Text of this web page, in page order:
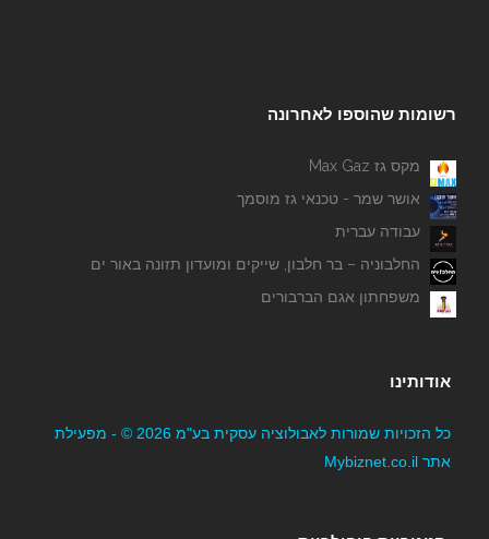
רשומות שהוספו לאחרונה
מקס גז Max Gaz
אושר שמר - טכנאי גז מוסמך
עבודה עברית
החלבוניה – בר חלבון, שייקים ומועדון תזונה באור ים
משפחתון אגם הברבורים
אודותינו
כל הזכויות שמורות לאבולוציה עסקית בע"מ 2026 © - מפעילת
אתר Mybiznet.co.il